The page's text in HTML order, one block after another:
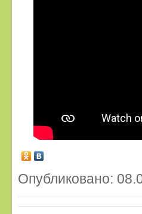
Опубликовано: